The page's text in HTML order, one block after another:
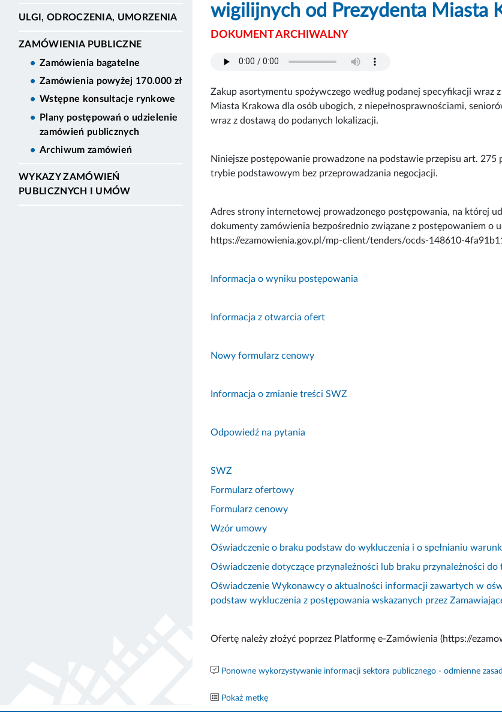
ULGI, ODROCZENIA, UMORZENIA
ZAMÓWIENIA PUBLICZNE
Zamówienia bagatelne
Zamówienia powyżej 170.000 zł
Wstępne konsultacje rynkowe
Plany postępowań o udzielenie
zamówień publicznych
Archiwum zamówień
WYKAZY ZAMÓWIEŃ
PUBLICZNYCH I UMÓW
wigilijnych od Prezydenta Miasta
DOKUMENT ARCHIWALNY
Zakup asortymentu spożywczego według podanej specyfikacji
Miasta Krakowa dla osób ubogich, z niepełnosprawnościami,
wraz z dostawą do podanych lokalizacji.
Niniejsze postępowanie prowadzone na podstawie przepisu art.
trybie podstawowym bez przeprowadzania negocjacji.
Adres strony internetowej prowadzonego postępowania, na której
dokumenty zamówienia bezpośrednio związane z postępowaniem o
https://ezamowienia.gov.pl/mp-client/tenders/ocds-148610-
Informacja o wyniku postępowania
Informacja z otwarcia ofert
Nowy formularz cenowy
Informacja o zmianie treści SWZ
Odpowiedź na pytania
SWZ
Formularz ofertowy
Formularz cenowy
Wzór umowy
Oświadczenie o braku podstaw do wykluczenia i o spełnianiu
Oświadczenie dotyczące przynależności lub braku przynależności do
Oświadczenie Wykonawcy o aktualności informacji zawartych w
podstaw wykluczenia z postępowania wskazanych przez
Ofertę należy złożyć poprzez Platformę e-Zamówienia (https://
Ponowne wykorzystywanie informacji sektora publicznego - odmienne
Pokaż metkę